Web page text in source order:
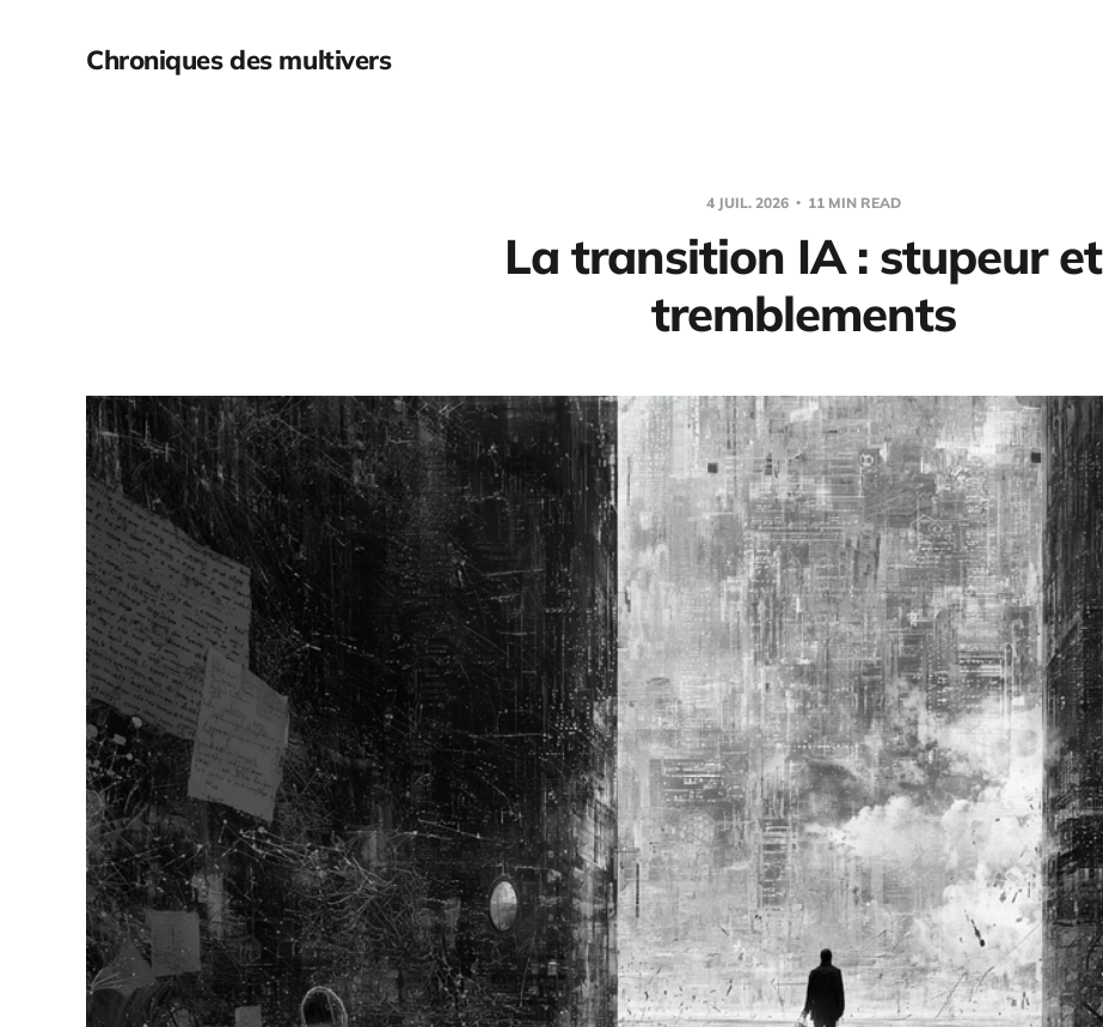
Chroniques des multivers
4 JUIL. 2026 11 MIN READ
La transition IA : stupeur et
tremblements